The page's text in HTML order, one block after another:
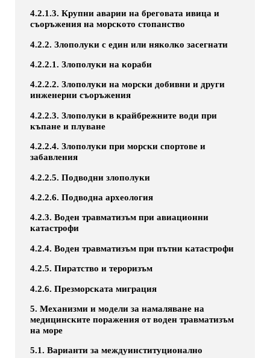
4.2.1.3. Крупни аварии на бреговата ивица и
съоръжения на морското стопанство
4.2.2. Злополуки с един или няколко засегнати
4.2.2.1. Злополуки на кораби
4.2.2.2. Злополуки на морски добивни и други
инженерни съоръжения
4.2.2.3. Злополуки в крайбрежните води при
къпане и плуване
4.2.2.4. Злополуки при морски спортове и
забавления
4.2.2.5. Подводни злополуки
4.2.2.6. Подводна археология
4.2.3. Воден травматизъм при авиационни
катастрофи
4.2.4. Воден травматизъм при пътни катастрофи
4.2.5. Пиратство и тероризъм
4.2.6. Презморската миграция
5. Механизми и модели за намаляване на
медицинските поражения от воден травматизъм
на море
5.1. Варианти за междуинституционално